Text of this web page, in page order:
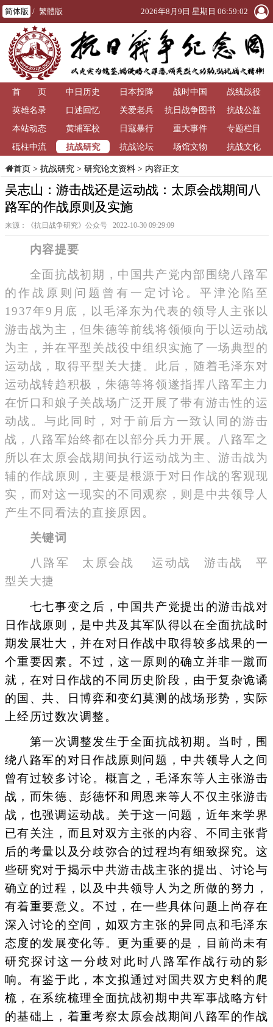
简体版 / 繁體版 2026年8月9日 星期日 06:59:04
首 页 中日历史 日本投降 战时中国
战线战役
英雄名录
口述回忆 关爱老兵
抗日战争图书
馆
抗战公益
本站动态
黄埔军校 日寇暴行 重大事件
专题栏目
砥柱中流
抗战研究 抗战论坛 场馆文物 抗战文化
首页> 抗战研究> 研究论文资料> 内容正文
吴志山：游击战还是运动战：太原会战期间八
路军的作战原则及实施
来源：《抗日战争研究》公众号 2022-10-30 09:29:09
内容提要
全面抗战初期，中国共产党内部围绕八路军
的作战原则问题曾有一定讨论。平津沦陷至
1937年9月底，以毛泽东为代表的领导人主张以
游击战为主，但朱德等前线将领倾向于以运动战
为主，并在平型关战役中组织实施了一场典型的
运动战，取得平型关大捷。此后，随着毛泽东对
运动战转趋积极，朱德等将领遂指挥八路军主力
在忻口和娘子关战场广泛开展了带有游击性的运
动战。与此同时，对于前后方一致认同的游击
战，八路军始终都在以部分兵力开展。八路军之
所以在太原会战期间执行运动战为主、游击战为
辅的作战原则，主要是根源于对日作战的客观现
实，而对这一现实的不同观察，则是中共领导人
产生不同看法的直接原因。
关键词
八路军 太原会战 运动战 游击战 平
型关大捷
七七事变之后，中国共产党提出的游击战对
日作战原则，是中共及其军队得以在全面抗战时
期发展壮大，并在对日作战中取得较多战果的一
个重要因素。不过，这一原则的确立并非一蹴而
就，在对日作战的不同历史阶段，由于复杂诡谲
的国、共、日博弈和变幻莫测的战场形势，实际
上经历过数次调整。
第一次调整发生于全面抗战初期。当时，围
绕八路军的对日作战原则问题，中共领导人之间
曾有过较多讨论。概言之，毛泽东等人主张游击
战，而朱德、彭德怀和周恩来等人不仅主张游击
战，也强调运动战。关于这一问题，近年来学界
已有关注，而且对双方主张的内容、不同主张背
后的考量以及分歧弥合的过程均有细致探究。这
些研究对于揭示中共游击战主张的提出、讨论与
确立的过程，以及中共领导人为之所做的努力，
有着重要意义。不过，在一些具体问题上尚存在
深入讨论的空间，如双方主张的异同点和毛泽东
态度的发展变化等。更为重要的是，目前尚未有
研究探讨这一分歧对此时八路军作战行动的影
响。有鉴于此，本文拟通过对国共双方史料的爬
梳，在系统梳理全面抗战初期中共军事战略方针
的基础上，着重考察太原会战期间八路军的作战